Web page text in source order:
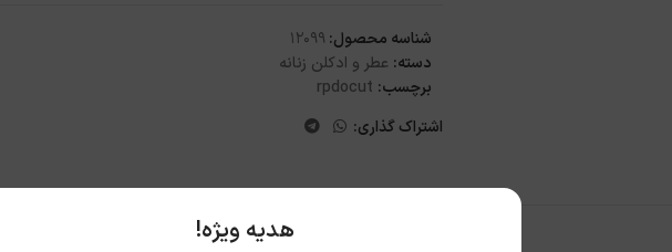
شناسه محصول: 12099
دسته: عطر و ادکلن زنانه
برچسب: rpdocut
اشتراک گذاری:
هدیه ویژه!